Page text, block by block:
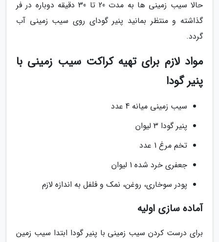
حالا سیب زمینی ها به مدت 20 تا 30 دقیقه دوباره در فر
گذاشته و منتظر بمانید پنیر گودای روی سیب زمینی آب
گردد.
مواد لازم برای تهیه کراکت سیب زمینی با
پنیر گودا
سیب زمینی میانه 4 عدد
پنیر گودا 3 لیوان
تخم مرغ 1 عدد
جعفری خرد شده 1 لیوان
پودر سوخاری، روغن، نمک و فلفل به اندازه لازم
آماده سازی اولیه
برای درست کردن سیب زمینی با پنیر گودا ابتدا سیب زمین